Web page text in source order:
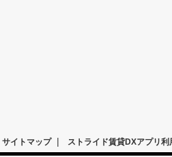
サイトマップ| ストライド賃貸DXアプリ利